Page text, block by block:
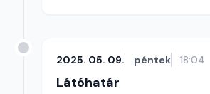
2025. 05. 09. péntek 18:04
Látóhatár